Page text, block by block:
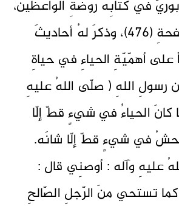
في كتابِه روضةِ الواعظينَ،
إذ أوردَه في الصّفحةِ (٤٧٦)، وذكرَ لهُ أحاديثَ
على أهمّيّةِ الحياءِ في حياةِ
رسولِ اللهِ ( صلّى اللهُ عليهِ
كانَ الحياءُ في شيءٍ قطّ إلّا
في شيءٍ قطّ إلّا شانَه.
عليهِ وآله : أوصنِي قال :
تستحي منَ الرّجلِ الصّالحِ